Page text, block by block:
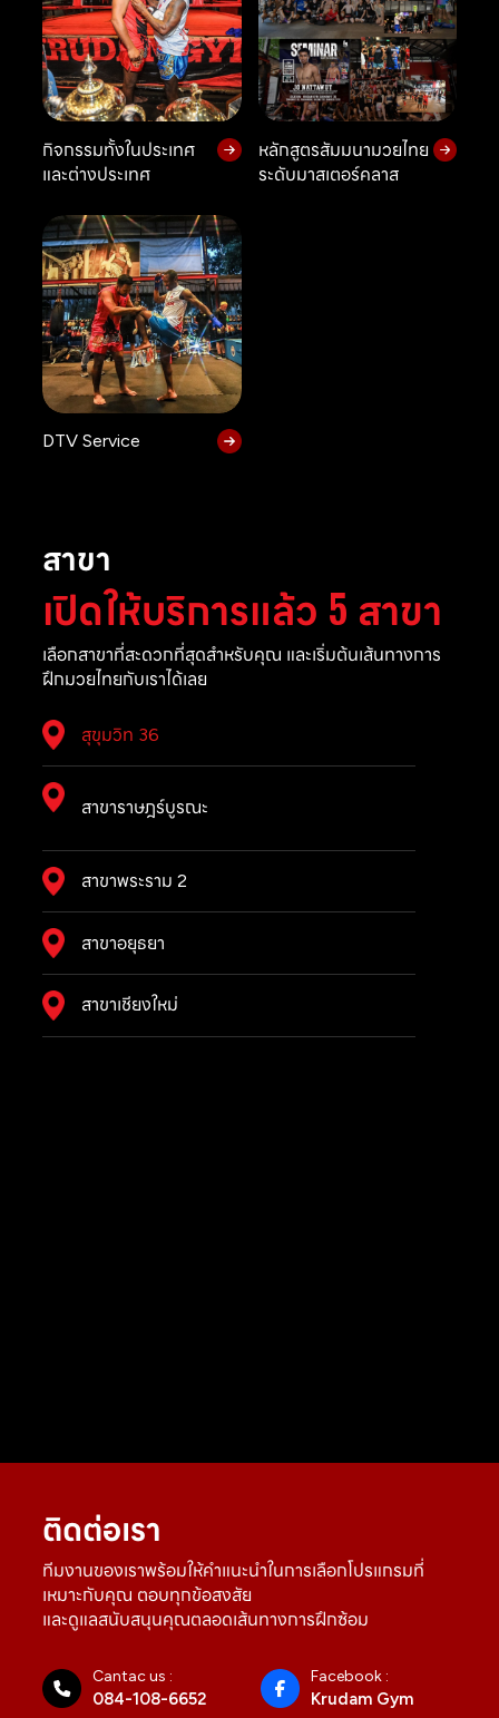
กิจกรรมทั้งในประเทศ
และต่างประเทศ
หลักสูตรสัมมนามวยไทย
ระดับมาสเตอร์คลาส
DTV Service
สาขา
เปิดให้บริการแล้ว 5 สาขา
เลือกสาขาที่สะดวกที่สุดสำหรับคุณ และเริ่มต้นเส้นทางการ
ฝึกมวยไทยกับเราได้เลย
สุขุมวิท 36
สาขาราษฎร์บูรณะ
สาขาพระราม 2
สาขาอยุธยา
สาขาเชียงใหม่
ติดต่อเรา
ทีมงานของเราพร้อมให้คำแนะนำในการเลือกโปรแกรมที่
เหมาะกับคุณ ตอบทุกข้อสงสัย
และดูแลสนับสนุนคุณตลอดเส้นทางการฝึกซ้อม
Cantac us :
084-108-6652
Facebook :
Krudam Gym